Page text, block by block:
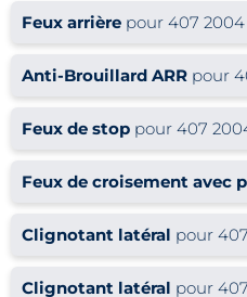
Feux arrière pour 407 2004
Anti-Brouillard ARR pour
Feux de stop pour 407
Feux de croisement avec
Clignotant latéral pour
Clignotant latéral pour